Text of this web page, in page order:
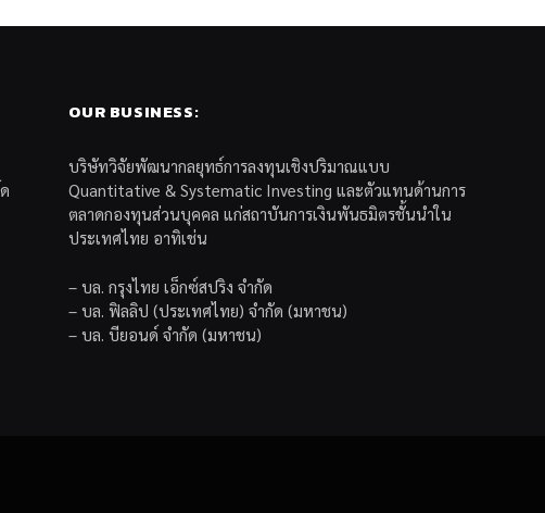
OUR BUSINESS:
บริษัทวิจัยพัฒนากลยุทธ์การลงทุนเชิงปริมาณแบบ
Quantitative & Systematic Investing และตัวแทนด้านการ
ตลาดกองทุนส่วนบุคคล แก่สถาบันการเงินพันธมิตรชั้นนำใน
ประเทศไทย อาทิเช่น
– บล. กรุงไทย เอ็กซ์สปริง จำกัด
– บล. ฟิลลิป (ประเทศไทย) จำกัด (มหาชน)
– บล. บียอนด์ จำกัด (มหาชน)